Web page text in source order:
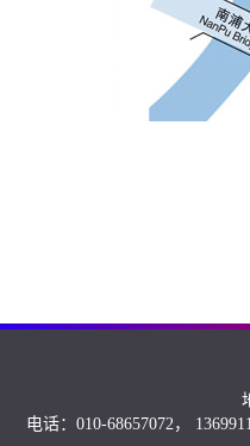
电话：010-68657072，